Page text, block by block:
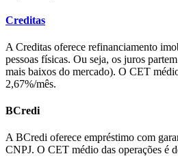
Creditas
A Creditas oferece refinanciamento
pessoas físicas. Ou seja, os juros
mais baixos do mercado). O CET
2,67%/mês.
BCredi
A BCredi oferece empréstimo com
CNPJ. O CET médio das operações é